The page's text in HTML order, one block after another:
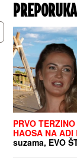
PRVO
HAOSA NA ADI
suzama, EVO